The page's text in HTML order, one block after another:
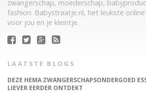
zwangerschap, moederschap,
fashion. Babystraatje.nl, het leukste
voor jou en je kleintje.
LAATSTE BLOGS
DEZE HEMA ZWANGERSCHAPSONDERGOED
LIEVER EERDER ONTDEKT